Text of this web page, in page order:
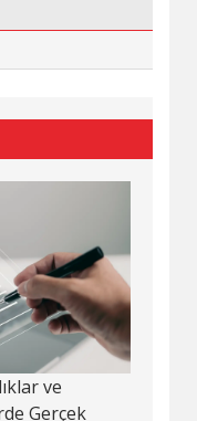
ve
Gerçek